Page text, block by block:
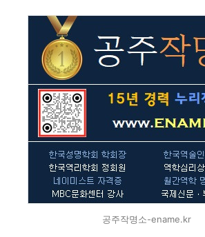
공주작명소-ename.kr